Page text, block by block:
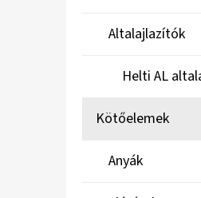
Altalajlazítók
Helti AL
Kötőelemek
Anyák